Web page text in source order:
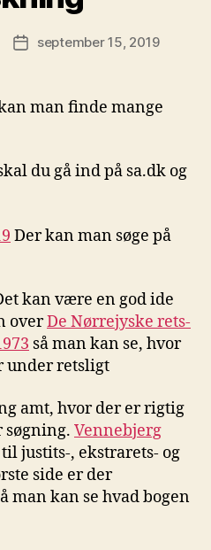
Indlægsdato
september 15, 2019
man finde mange
du gå ind på sa.dk og
Der kan man søge på
kan være en god ide
overDe Nørrejyske rets-
så man kan se, hvor
under retsligt
amt, hvor der er rigtig
søgning. Vennebjerg
justits-, ekstrarets- og
side er der
man kan se hvad bogen